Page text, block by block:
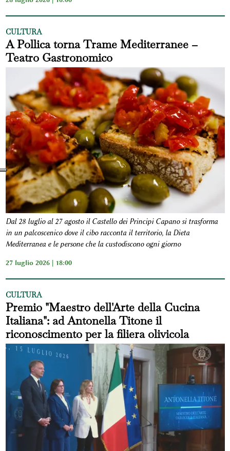
CULTURA
A Pollica torna Trame Mediterranee –
Teatro Gastronomico
Dal 28 luglio al 27 agosto il Castello dei Principi Capano si trasforma
in un palcoscenico dove il cibo racconta il territorio, la Dieta
Mediterranea e le persone che la custodiscono ogni giorno
27 luglio 2026 | 18:00
CULTURA
Premio "Maestro dell'Arte della Cucina
Italiana": ad Antonella Titone il
riconoscimento per la filiera olivicola